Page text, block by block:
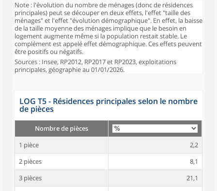
Note : l'évolution du nombre de ménages (donc de résidences
principales) peut se découper en deux effets, l'effet "taille des
ménages" et l'effet "évolution démographique". En effet, la baisse
de la taille moyenne des ménages implique que le besoin en
logement augmente même si la population restait stable. Le
complément est appelé effet démographique. Ces effets peuvent
être positifs ou négatifs.
Sources : Insee, RP2012, RP2017 et RP2023, exploitations
principales, géographie au 01/01/2026.
LOG T5 - Résidences principales selon le nombre
de pièces
Nombre de pièces
1 pièce
2,2
2 pièces
8,1
3 pièces
21,1